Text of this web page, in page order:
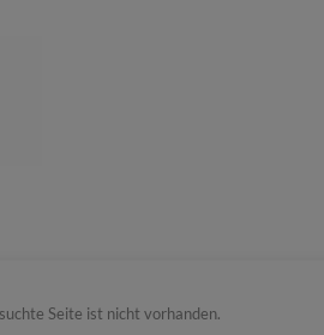
Seite ist nicht vorhanden.